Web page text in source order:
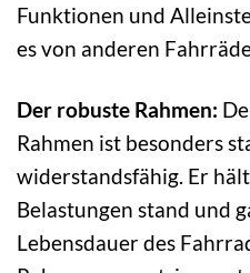
Funktionen und
es von anderen
Der robuste Rahmen:
Rahmen ist besonders
widerstandsfähig. Er
Belastungen stand und
Lebensdauer des